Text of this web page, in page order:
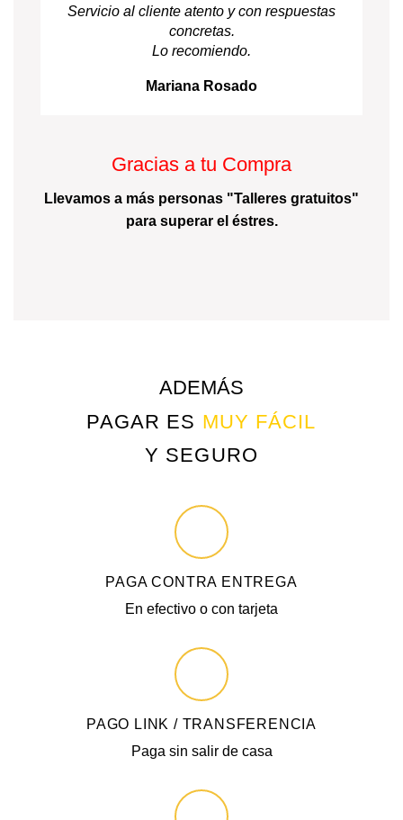
Servicio al cliente atento y con respuestas
concretas.
Lo recomiendo.
Mariana Rosado
Gracias a tu Compra
Llevamos a más personas "Talleres gratuitos"
para superar el éstres.
ADEMÁS
PAGAR ES MUY FÁCIL
Y SEGURO
PAGA CONTRA ENTREGA
En efectivo o con tarjeta
PAGO LINK / TRANSFERENCIA
Paga sin salir de casa